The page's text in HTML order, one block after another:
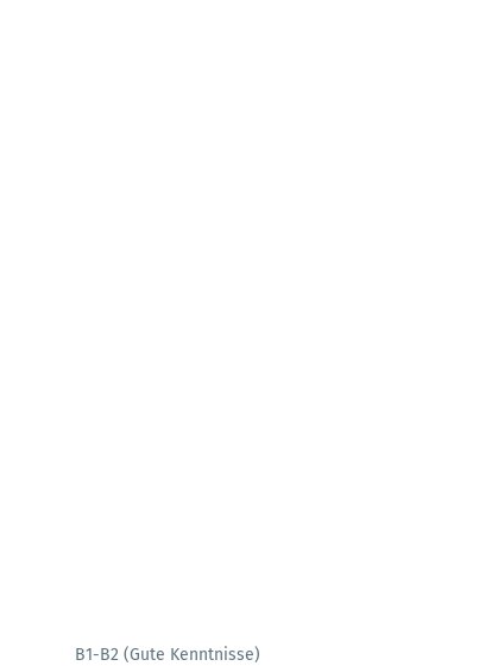
B1-B2 (Gute Kenntnisse)